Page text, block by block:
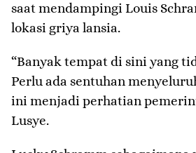
saat mendampingi Louis
lokasi griya lansia.
“Banyak tempat di sini yang
Perlu ada sentuhan
ini menjadi perhatian
Lusye.